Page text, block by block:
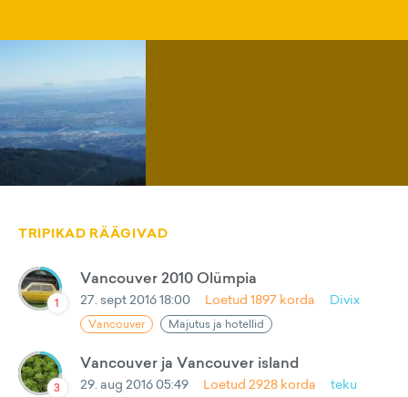
TRIPIKAD RÄÄGIVAD
1
Vancouver 2010 Olümpia
27. sept 2016 18:00 Loetud 1897 korda Divix
Vancouver Majutus ja hotellid
3
Vancouver ja Vancouver island
29. aug 2016 05:49 Loetud 2928 korda teku